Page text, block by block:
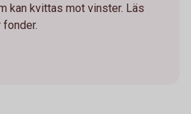
kan kvittas mot vinster. Läs
fonder.